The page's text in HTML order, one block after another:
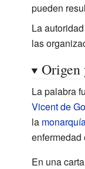
pueden
La
las
La palabra
Vicent de
la
enfermedad
En una